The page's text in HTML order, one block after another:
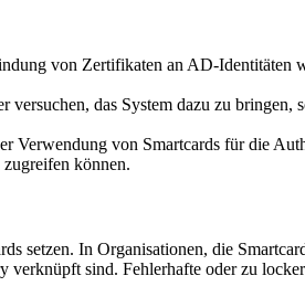
von Zertifikaten an AD-Identitäten
das System dazu zu
Verwendung von Smartcards für die
können.
setzen. In Organisationen, die
sind. Fehlerhafte oder zu